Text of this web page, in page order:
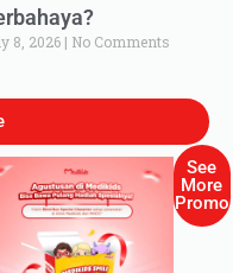
8, 2026 No Comments
See
More
Promo